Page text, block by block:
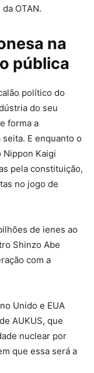
OTAN.
na
pública
político do
do seu
forma a
E enquanto o
Kaigi
pela constituição,
no jogo de
de ienes ao
Shinzo Abe
com a
Unido e EUA
AUKUS, que
nuclear por
que essa será a